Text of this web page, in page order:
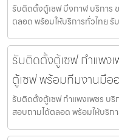
รับติดตั้งตู้เซฟ บึงกาฬ บริการ
ตลอด พร้อมให้บริการทั่วไทย
รับติดตั้งตู้เซฟ กำแพง
ตู้เซฟ พร้อมทีมงานมือ
รับติดตั้งตู้เซฟ กำแพงเพชร บ
สอบถามได้ตลอด พร้อมให้บริก